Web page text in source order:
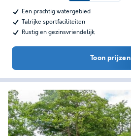
Een prachtig watergebied
Talrijke sportfaciliteiten
Rustig en gezinsvriendelijk
Toon prijzen